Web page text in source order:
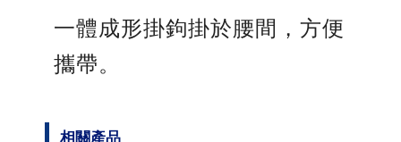
一體成形掛鉤掛於腰間，方便
攜帶。
相關產品